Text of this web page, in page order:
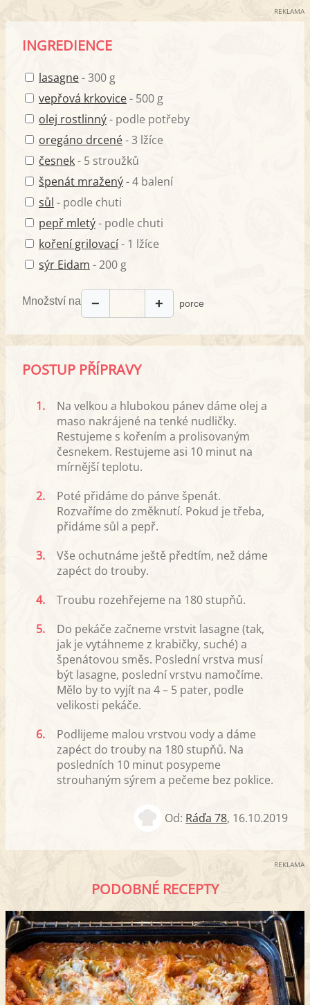
REKLAMA
INGREDIENCE
lasagne- 300 g
vepřová krkovice- 500 g
olej rostlinný- podle potřeby
oregáno drcené- 3 lžíce
česnek- 5 stroužků
špenát mražený- 4 balení
sůl - podle chuti
pepř mletý- podle chuti
koření grilovací- 1 lžíce
sýr Eidam - 200 g
Množství na − + porce
POSTUP PŘÍPRAVY
1.
Na velkou a hlubokou pánev dáme olej a
maso nakrájené na tenké nudličky.
Restujeme s kořením a prolisovaným
česnekem. Restujeme asi 10 minut na
mírnější teplotu.
2.
Poté přidáme do pánve špenát.
Rozvaříme do změknutí. Pokud je třeba,
přidáme sůl a pepř.
3.
Vše ochutnáme ještě předtím, než dáme
zapéct do trouby.
4.
Troubu rozehřejeme na 180 stupňů.
5.
Do pekáče začneme vrstvit lasagne (tak,
jak je vytáhneme z krabičky, suché) a
špenátovou směs. Poslední vrstva musí
být lasagne, poslední vrstvu namočíme.
Mělo by to vyjít na 4 – 5 pater, podle
velikosti pekáče.
6.
Podlijeme malou vrstvou vody a dáme
zapéct do trouby na 180 stupňů. Na
posledních 10 minut posypeme
strouhaným sýrem a pečeme bez poklice.
Od: Ráďa 78, 16.10.2019
REKLAMA
PODOBNÉ RECEPTY